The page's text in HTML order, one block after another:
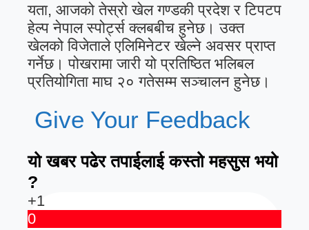
यता, आजको तेस्रो खेल गण्डकी प्रदेश र टिपटप
हेल्प नेपाल स्पोर्ट्स क्लबबीच हुनेछ। उक्त
खेलको विजेताले एलिमिनेटर खेल्ने अवसर प्राप्त
गर्नेछ। पोखरामा जारी यो प्रतिष्ठित भलिबल
प्रतियोगिता माघ २० गतेसम्म सञ्चालन हुनेछ।
Give Your Feedback
यो खबर पढेर तपाईलाई कस्तो महसुस भयो
?
+1
0